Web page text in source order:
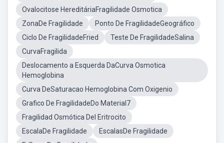
Ovalocitose HereditáriaFragilidade Osmotica
ZonaDe Fragilidade
Ponto De FragilidadeGeográfico
Ciclo De FragilidadeFried
Teste De FragilidadeSalina
CurvaFragilida
Deslocamento a Esquerda DaCurva Osmotica
Hemoglobina
Curva DeSaturacao Hemoglobina Com Oxigenio
Grafico De FragilidadeDo Material7
Fragilidad Osmótica Del Eritrocito
EscalaDe Fragilidade
EscalasDe Fragilidade